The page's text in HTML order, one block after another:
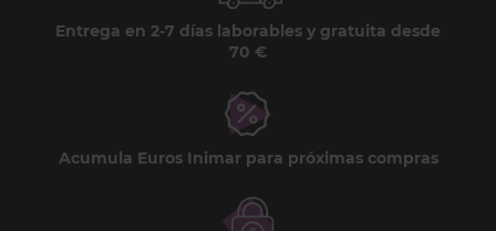
Entrega en 2-7 días laborables y gratuita desde
70 €
Acumula Euros Inimar para próximas compras